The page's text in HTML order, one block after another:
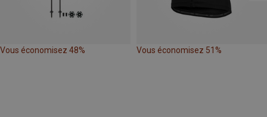
Vous économisez 48% Vous économisez 51%